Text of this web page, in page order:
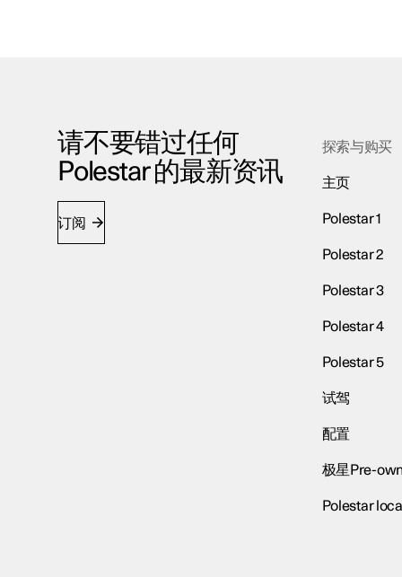
请不要错过任何
Polestar 的最新资讯
订阅
探索与购买
主页
Polestar 1
Polestar 2
Polestar 3
Polestar 4
Polestar 5
试驾
配置
极星Pre-
Polestar